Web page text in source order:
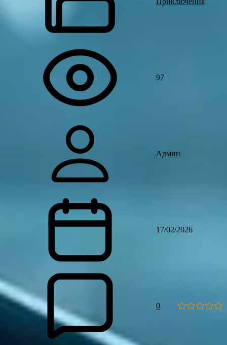
97
Админ
17/02/2026
0